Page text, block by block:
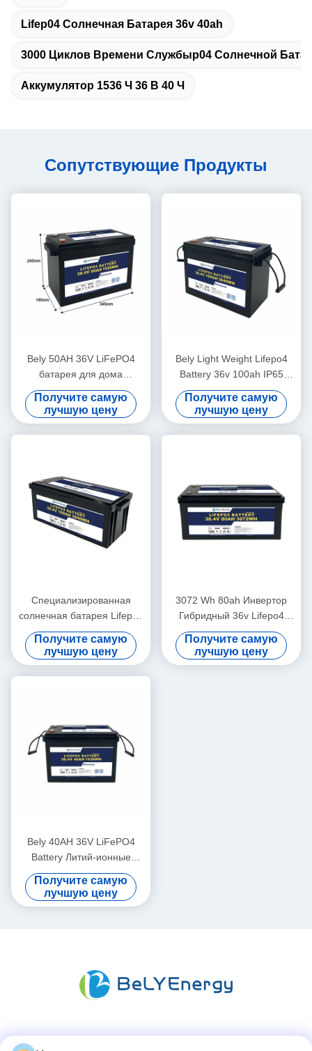
Lifep04 Солнечная Батарея 36v 40ah
3000 Циклов Времени Службыp04 Солнечной
Аккумулятор 1536 Ч 36 В 40 Ч
Сопутствующие Продукты
Bely 50AH 36V LiFePO4
батарея для дома
Солнечная система
хранения энергии лодки
подводная лодка
Получите самую
лучшую цену
Bely Light Weight Lifepo4
Battery 36v 100ah IP65
Защита для
потребительской
электроники
Получите самую
лучшую цену
Специализированная
солнечная батарея Lifepo4
36v100ah 3840Wh Для
домашнего использования
Получите самую
лучшую цену
3072 Wh 80ah Инвертор
Гибридный 36v Lifepo4
Батарея для лодок
Получите самую
лучшую цену
Bely 40AH 36V LiFePO4
Battery Литий-ионные
батареи для домашнего
солнечной системы
хранения энергии
Получите самую
лучшую цену